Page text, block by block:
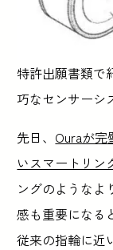
特許出願書類で
巧なセンサーシ
先日、 Ouraが
いスマートリン
ングのようなよ
感も重要になる
従来の指輪に近